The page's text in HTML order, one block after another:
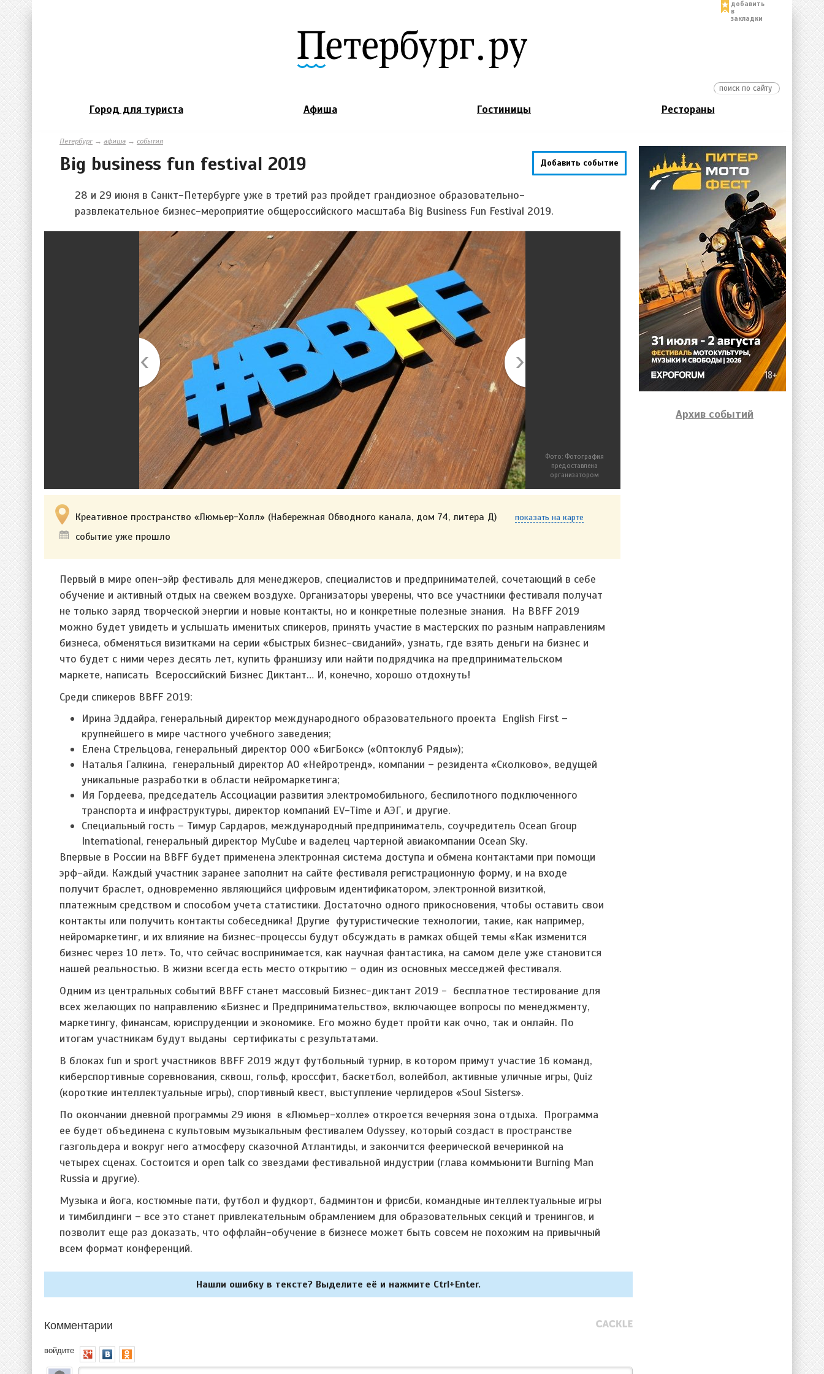
добавить
в
закладки
Город для туриста Афиша Гостиницы Рестораны
Петербург→ афиша → события
Добавить событие
Big business fun festival 2019
28 и 29 июня в Санкт-Петербурге уже в третий раз пройдет грандиозное образовательно-
развлекательное бизнес-мероприятие общероссийского масштаба Big Business Fun Festival 2019.
Фото: Фотография
предоставлена
организатором
Креативное пространство «Люмьер-Холл» (Набережная Обводного канала, дом 74, литера Д) показать на карте
событие уже прошло
Первый в мире опен-эйр фестиваль для менеджеров, специалистов и предпринимателей, сочетающий в себе
обучение и активный отдых на свежем воздухе. Организаторы уверены, что все участники фестиваля получат
не только заряд творческой энергии и новые контакты, но и конкретные полезные знания. На BBFF 2019
можно будет увидеть и услышать именитых спикеров, принять участие в мастерских по разным направлениям
бизнеса, обменяться визитками на серии «быстрых бизнес-свиданий», узнать, где взять деньги на бизнес и
что будет с ними через десять лет, купить франшизу или найти подрядчика на предпринимательском
маркете, написать Всероссийский Бизнес Диктант… И, конечно, хорошо отдохнуть!
Среди спикеров BBFF 2019:
Ирина Эддайра, генеральный директор международного образовательного проекта English First –
крупнейшего в мире частного учебного заведения;
Елена Стрельцова, генеральный директор ООО «БигБокс» («Оптоклуб Ряды»);
Наталья Галкина, генеральный директор АО «Нейротренд», компании – резидента «Сколково», ведущей
уникальные разработки в области нейромаркетинга;
Ия Гордеева, председатель Ассоциации развития электромобильного, беспилотного подключенного
транспорта и инфраструктуры, директор компаний EV-Time и АЭГ, и другие.
Специальный гость – Тимур Сардаров, международный предприниматель, соучредитель Ocean Group
International, генеральный директор MyCube и ваделец чартерной авиакомпании Ocean Sky.
Впервые в России на BBFF будет применена электронная система доступа и обмена контактами при помощи
эрф-айди. Каждый участник заранее заполнит на сайте фестиваля регистрационную форму, и на входе
получит браслет, одновременно являющийся цифровым идентификатором, электронной визиткой,
платежным средством и способом учета статистики. Достаточно одного прикосновения, чтобы оставить свои
контакты или получить контакты собеседника! Другие футуристические технологии, такие, как например,
нейромаркетинг, и их влияние на бизнес-процессы будут обсуждать в рамках общей темы «Как изменится
бизнес через 10 лет». То, что сейчас воспринимается, как научная фантастика, на самом деле уже становится
нашей реальностью. В жизни всегда есть место открытию – один из основных месседжей фестиваля.
Одним из центральных событий BBFF станет массовый Бизнес-диктант 2019 - бесплатное тестирование для
всех желающих по направлению «Бизнес и Предпринимательство», включающее вопросы по менеджменту,
маркетингу, финансам, юриспруденции и экономике. Его можно будет пройти как очно, так и онлайн. По
итогам участникам будут выданы сертификаты с результатами.
В блоках fun и sport участников BBFF 2019 ждут футбольный турнир, в котором примут участие 16 команд,
киберспортивные соревнования, сквош, гольф, кроссфит, баскетбол, волейбол, активные уличные игры, Quiz
(короткие интеллектуальные игры), спортивный квест, выступление черлидеров «Soul Sisters».
По окончании дневной программы 29 июня в «Люмьер-холле» откроется вечерняя зона отдыха. Программа
ее будет объединена с культовым музыкальным фестивалем Odyssey, который создаст в пространстве
газгольдера и вокруг него атмосферу сказочной Атлантиды, и закончится феерической вечеринкой на
четырех сценах. Состоится и open talk со звездами фестивальной индустрии (глава коммьюнити Burning Man
Russia и другие).
Музыка и йога, костюмные пати, футбол и фудкорт, бадминтон и фрисби, командные интеллектуальные игры
и тимбилдинги – все это станет привлекательным обрамлением для образовательных секций и тренингов, и
позволит еще раз доказать, что оффлайн-обучение в бизнесе может быть совсем не похожим на привычный
всем формат конференций.
Нашли ошибку в тексте? Выделите её и нажмите Ctrl+Enter.
Комментарии
войдите
Архив событий